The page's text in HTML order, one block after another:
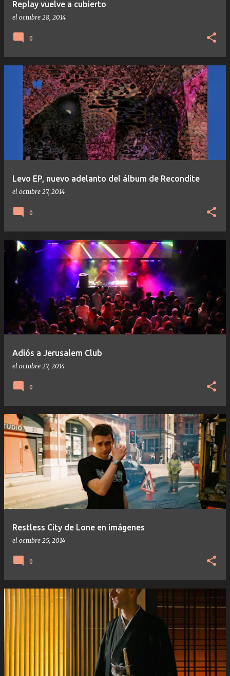
Replay vuelve a cubierto
el octubre 28, 2014
0
Levo EP, nuevo adelanto del álbum de Recondite
el octubre 27, 2014
0
Adiós a Jerusalem Club
el octubre 27, 2014
0
Restless City de Lone en imágenes
el octubre 25, 2014
0